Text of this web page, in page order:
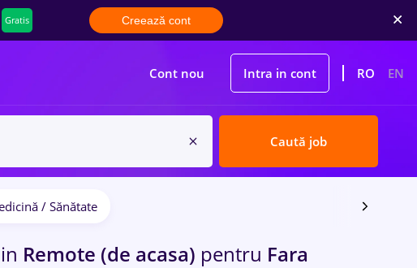
Gratis Creează cont
Cont nou Intra in cont RO EN
Caută job
/ Sănătate
in Remote (de acasa) pentru Fara